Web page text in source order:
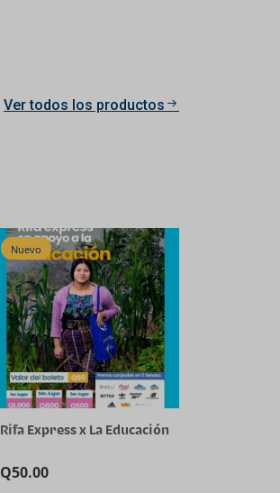
Ver todos los productos
Nuevo
Rifa Express x La Educación
Q50.00